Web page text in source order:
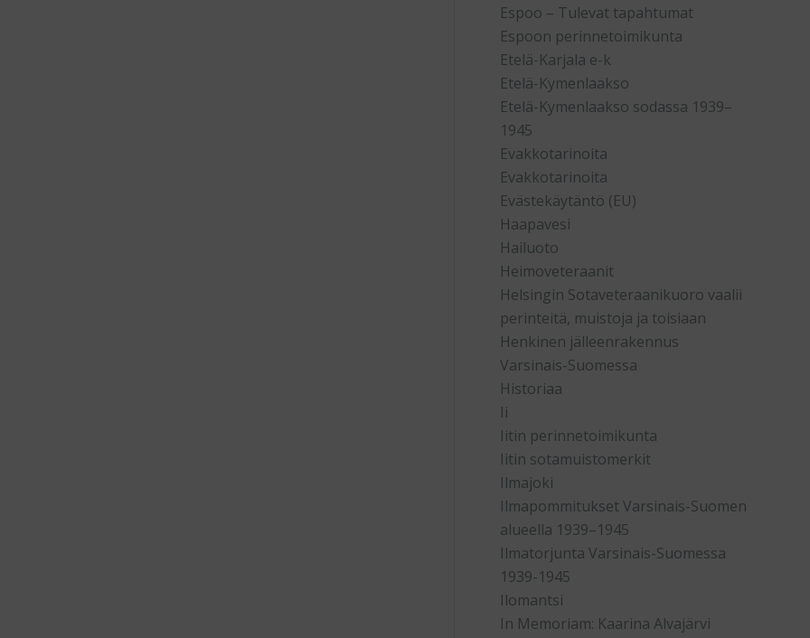
Espoo – Tulevat tapahtumat
Espoon perinnetoimikunta
Etelä-Karjala e-k
Etelä-Kymenlaakso
Etelä-Kymenlaakso sodassa 1939–
1945
Evakkotarinoita
Evakkotarinoita
Evästekäytäntö (EU)
Haapavesi
Hailuoto
Heimoveteraanit
Helsingin Sotaveteraanikuoro vaalii
perinteitä, muistoja ja toisiaan
Henkinen jälleenrakennus
Varsinais-Suomessa
Historiaa
Ii
Iitin perinnetoimikunta
Iitin sotamuistomerkit
Ilmajoki
Ilmapommitukset Varsinais-Suomen
alueella 1939–1945
Ilmatorjunta Varsinais-Suomessa
1939-1945
Ilomantsi
In Memoriam: Kaarina Alvajärvi